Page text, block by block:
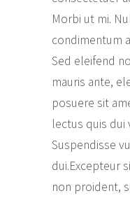
Morbi ut mi.
condimentum
Sed eleifend
mauris ante,
posuere sit
lectus quis dui
Suspendisse
dui.Excepteur
non proident,